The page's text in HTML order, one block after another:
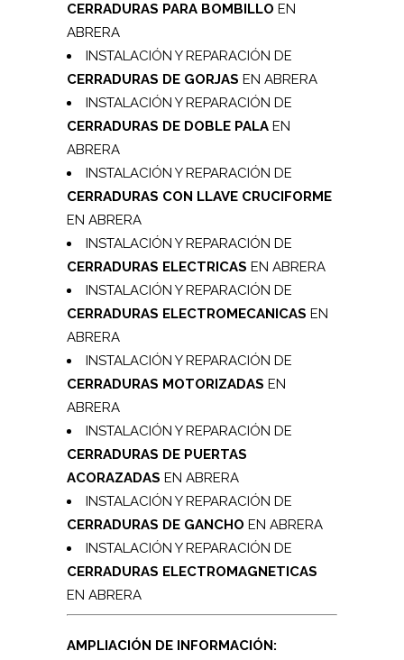
CERRADURAS PARA BOMBILLO EN
ABRERA
INSTALACIÓN Y REPARACIÓN DE
CERRADURAS DE GORJAS EN ABRERA
INSTALACIÓN Y REPARACIÓN DE
CERRADURAS DE DOBLE PALA EN
ABRERA
INSTALACIÓN Y REPARACIÓN DE
CERRADURAS CON LLAVE CRUCIFORME
EN ABRERA
INSTALACIÓN Y REPARACIÓN DE
CERRADURAS ELECTRICAS EN ABRERA
INSTALACIÓN Y REPARACIÓN DE
CERRADURAS ELECTROMECANICAS EN
ABRERA
INSTALACIÓN Y REPARACIÓN DE
CERRADURAS MOTORIZADAS EN
ABRERA
INSTALACIÓN Y REPARACIÓN DE
CERRADURAS DE PUERTAS
ACORAZADAS EN ABRERA
INSTALACIÓN Y REPARACIÓN DE
CERRADURAS DE GANCHO EN ABRERA
INSTALACIÓN Y REPARACIÓN DE
CERRADURAS ELECTROMAGNETICAS
EN ABRERA
AMPLIACIÓN DE INFORMACIÓN: